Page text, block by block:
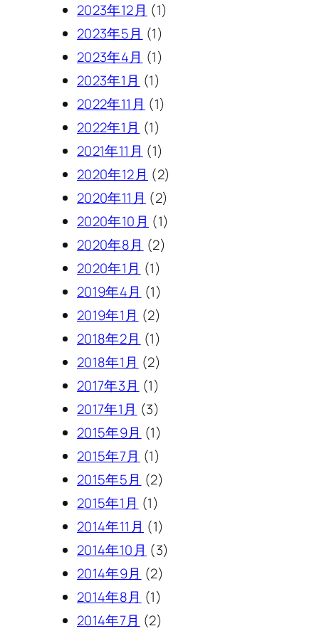
2023年12月 (1)
2023年5月 (1)
2023年4月 (1)
2023年1月 (1)
2022年11月 (1)
2022年1月 (1)
2021年11月 (1)
2020年12月 (2)
2020年11月 (2)
2020年10月 (1)
2020年8月 (2)
2020年1月 (1)
2019年4月 (1)
2019年1月 (2)
2018年2月 (1)
2018年1月 (2)
2017年3月 (1)
2017年1月 (3)
2015年9月 (1)
2015年7月 (1)
2015年5月 (2)
2015年1月 (1)
2014年11月 (1)
2014年10月 (3)
2014年9月 (2)
2014年8月 (1)
2014年7月 (2)